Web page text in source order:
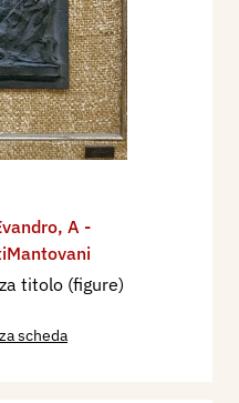
, A -
titolo (figure)
scheda